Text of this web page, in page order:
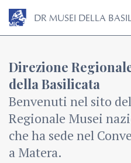
DR MUSEI DELLA
Direzione
della Basilicata
Benvenuti nel sito
Regionale Musei
che ha sede nel
a Matera.